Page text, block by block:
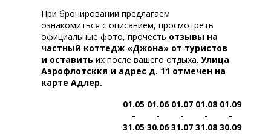
При бронировании предлагаем
ознакомиться с описанием, просмотреть
официальные фото, прочесть отзывы на
частный коттедж «Джона» от туристов
и оставить их после вашего отдыха. Улица
Аэрофлотсккя и адрес д. 11 отмечен на
карте Адлер.
01.05
-
31.05
01.06
-
30.06
01.07
-
31.07
01.08
-
31.08
01.09
-
30.09